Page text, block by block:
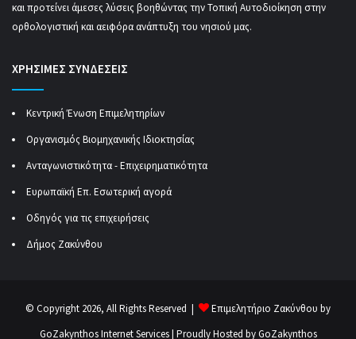
και προτείνει άμεσες λύσεις βοηθώντας την Τοπική Αυτοδιοίκηση στην
ορθολογιστική και αειφόρα ανάπτυξη του νησιού μας.
ΧΡΗΣΙΜΕΣ ΣΥΝΔΕΣΕΙΣ
Κεντρική Ένωση Επιμελητηρίων
Οργανισμός Βιομηχανικής Ιδιοκτησίας
Ανταγωνιστικότητα - Επιχειρηματικότητα
Ευρωπαϊκή Επ. Εσωτερική αγορά
Οδηγός για τις επιχειρήσεις
Δήμος Ζακύνθου
© Copyright 2026, All Rights Reserved |
Επιμελητήριο Ζακύνθου by
GoZakynthos Internet Services| Proudly Hosted byGoZakynthos